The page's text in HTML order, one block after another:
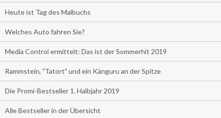
Heute ist Tag des Malbuchs
Welches Auto fahren Sie?
Media Control ermittelt: Das ist der Sommerhit 2019
Rammstein, "Tatort" und ein Känguru an der Spitze
Die Promi-Bestseller 1. Halbjahr 2019
Alle Bestseller in der Übersicht